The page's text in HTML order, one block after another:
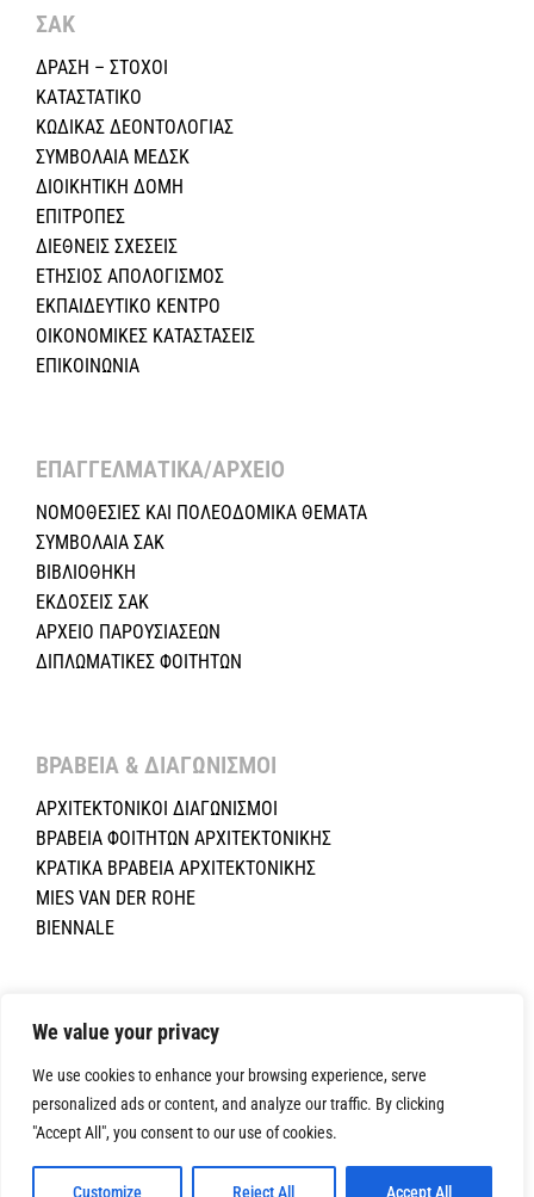
We value your privacy
We use cookies to enhance your browsing experience, serve
personalized ads or content, and analyze our traffic. By clicking
"Accept All", you consent to our use of cookies.
Customize Reject All Accept All
ΣΑΚ
ΔΡΑΣΗ – ΣΤΟΧΟΙ
ΚΑΤΑΣΤΑΤΙΚΟ
ΚΩΔΙΚΑΣ ΔΕΟΝΤΟΛΟΓΙΑΣ
ΣΥΜΒΟΛΑΙΑ ΜΕΔΣΚ
ΔΙΟΙΚΗΤΙΚΗ ΔΟΜΗ
ΕΠΙΤΡΟΠΕΣ
ΔΙΕΘΝΕΙΣ ΣΧΕΣEIΣ
ΕΤΗΣΙΟΣ ΑΠΟΛΟΓΙΣΜΟΣ
ΕΚΠΑΙΔΕΥΤΙΚΟ ΚΕΝΤΡΟ
ΟΙΚΟΝΟΜΙΚΕΣ ΚΑΤΑΣΤΑΣΕΙΣ
ΕΠΙΚΟΙΝΩΝΙΑ
ΕΠΑΓΓΕΛΜΑΤΙΚΑ/ΑΡΧΕΙΟ ​
ΝΟΜΟΘΕΣΙΕΣ KAI ΠΟΛΕΟΔΟΜΙΚΑ ΘΕΜΑΤΑ
ΣΥΜΒΟΛΑΙΑ ΣΑΚ
ΒΙΒΛΙΟΘΗΚΗ
ΕΚΔΟΣΕΙΣ ΣΑΚ
ΑΡΧΕΙΟ ΠΑΡΟΥΣΙΑΣΕΩΝ
ΔΙΠΛΩΜΑΤΙΚΕΣ ΦΟΙΤΗΤΩΝ
ΒΡΑΒΕΙΑ & ΔΙΑΓΩΝΙΣΜΟΙ ​
ΑΡΧΙΤΕΚΤΟΝΙΚΟΙ ΔΙΑΓΩΝΙΣΜΟΙ
ΒΡΑΒΕΙΑ ΦΟΙΤΗΤΩΝ ΑΡΧΙΤΕΚΤΟΝΙΚΗΣ
ΚΡΑΤΙΚΑ ΒΡΑΒΕΙΑ ΑΡΧΙΤΕΚΤΟΝΙΚΗΣ
MIES VAN DER ROHE
BIENNALE
Reserved. Powered byNETinfo Plc